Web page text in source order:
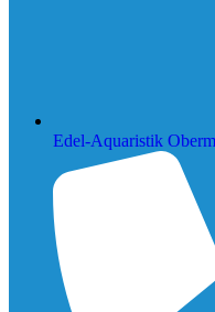
Edel-Aquaristik